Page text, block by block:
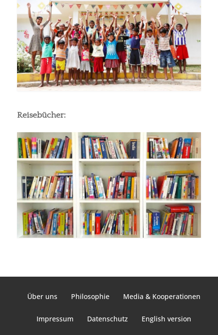
Reisebücher:
Über uns Philosophie Media & Kooperationen
Impressum Datenschutz English version